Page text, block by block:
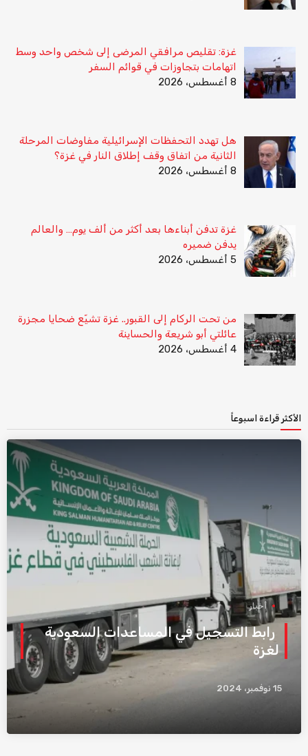
غزة: تقليص مرافقي المرضى إلى شخص واحد وسط
اتهامات بتجاوزات في قوائم السفر
8 أغسطس، 2026
هل تهدد التحفظات الإسرائيلية مفاوضات المرحلة
الثانية من اتفاق وقف إطلاق النار في غزة؟
8 أغسطس، 2026
غزة تدفن أبناءها بعد أكثر من ألف يوم… والعالم
يدفن ضميره
5 أغسطس، 2026
من تحت الركام إلى القبور.. غزة تشيّع ضحايا مجزرة
عائلتي أبو شريعة والحساينة
4 أغسطس، 2026
الأكثر قراءة اسبوعاً
أخبار
رابط التسجيل في المساعدات السعودية
لغزة
15 نوفمبر، 2024